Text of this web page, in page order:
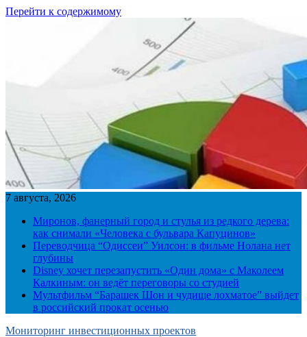
Перейти к содержимому
7 августа, 2026
Миронов, фанерный город и стулья из редкого дерева:
как снимали «Человека с бульвара Капуцинов»
Переводчица “Одиссеи” Уилсон: в фильме Нолана нет
глубины
Disney хочет перезапустить «Один дома» с Маколеем
Калкиным: он ведёт переговоры со студией
Мультфильм “Барашек Шон и чудище лохматое” выйдет
в российский прокат осенью
Мониторинг инвестиционных проектов